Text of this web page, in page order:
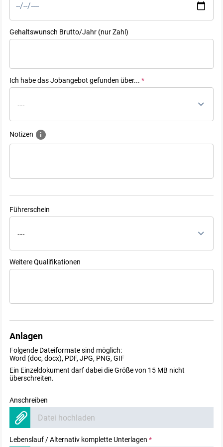
Gehaltswunsch Brutto/Jahr (nur Zahl)
Ich habe das Jobangebot gefunden über...*
---
Notizen
Führerschein
---
Weitere Qualifikationen
Anlagen
Folgende Dateiformate sind möglich:
Word (doc, docx), PDF, JPG, PNG, GIF
Ein Einzeldokument darf dabei die Größe von 15 MB nicht
überschreiten.
Anschreiben
Datei hochladen
Lebenslauf / Alternativ komplette Unterlagen*